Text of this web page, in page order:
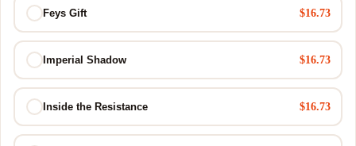
Feys Gift $16.73
Imperial Shadow $16.73
Inside the Resistance $16.73